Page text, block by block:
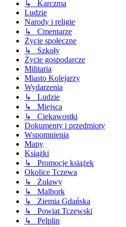
↳ Karczma
Ludzie
Narody i religie
↳ Cmentarze
Życie społeczne
↳ Szkoły
Życie gospodarcze
Militaria
Miasto Kolejarzy
Wydarzenia
↳ Ludzie
↳ Miejsca
↳ Ciekawostki
Dokumenty i przedmioty
Wspomnienia
Mapy
Książki
↳ Promocje książek
Okolice Tczewa
↳ Żuławy
↳ Malbork
↳ Ziemia Gdańska
↳ Powiat Tczewski
↳ Pelplin